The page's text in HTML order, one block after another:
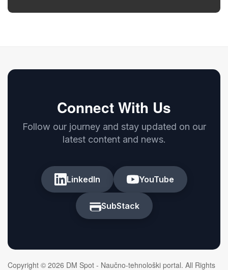
Connect With Us
Follow our journey and stay updated on our
latest content and news.
LinkedIn YouTube
SubStack
Copyright © 2026 DM Spot - Naučno-tehnološki portal. All Rights